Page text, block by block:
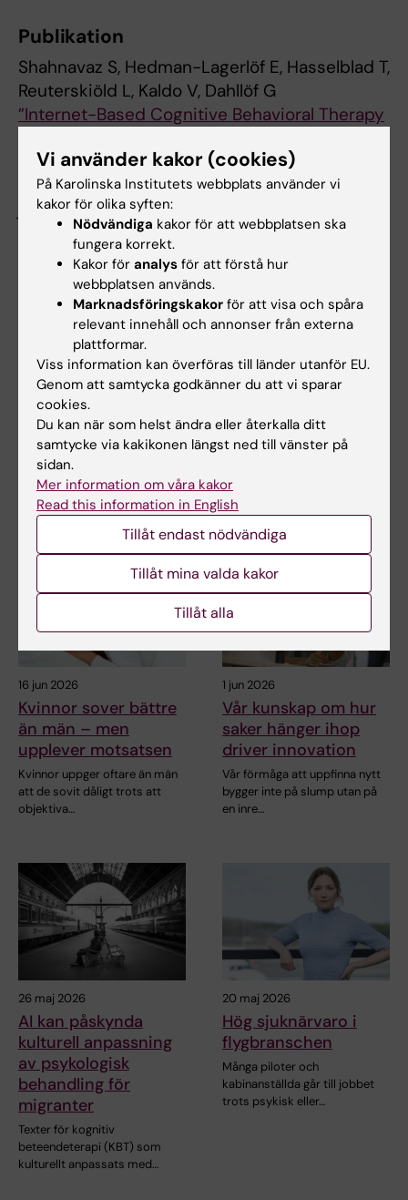
Publikation
Shahnavaz S, Hedman-Lagerlöf E, Hasselblad T,
Reuterskiöld L, Kaldo V, Dahllöf G
”Internet-Based Cognitive Behavioral Therapy
Anxiety: Open Trial”
J Med Internet Res 2018;20(1):e12, online 22
januari 2018, doi:10.2196/jmir.7803
Odontologi Psykologi Tandvård
Uppdaterad av:
KI webbförvaltning 2019-12-02
Dela
Relaterade artiklar
16 jun 2026
Kvinnor sover bättre
än män – men
upplever motsatsen
Kvinnor uppger oftare än män
att de sovit dåligt trots att
objektiva…
1 jun 2026
Vår kunskap om hur
saker hänger ihop
driver innovation
Vår förmåga att uppfinna nytt
bygger inte på slump utan på
en inre…
26 maj 2026
AI kan påskynda
kulturell anpassning
av psykologisk
behandling för
migranter
Texter för kognitiv
beteendeterapi (KBT) som
kulturellt anpassats med…
20 maj 2026
Hög sjuknärvaro i
flygbranschen
Många piloter och
kabinanställda går till jobbet
trots psykisk eller…
Vi använder kakor (cookies)
På Karolinska Institutets webbplats använder vi
kakor för olika syften:
Nödvändiga kakor för att webbplatsen ska
fungera korrekt.
Kakor för analys för att förstå hur
webbplatsen används.
Marknadsföringskakor för att visa och spåra
relevant innehåll och annonser från externa
plattformar.
Viss information kan överföras till länder utanför EU.
Genom att samtycka godkänner du att vi sparar
cookies.
Du kan när som helst ändra eller återkalla ditt
samtycke via kakikonen längst ned till vänster på
sidan.
Mer information om våra kakor
Read this information in English
Tillåt endast nödvändiga
Tillåt mina valda kakor
Tillåt alla